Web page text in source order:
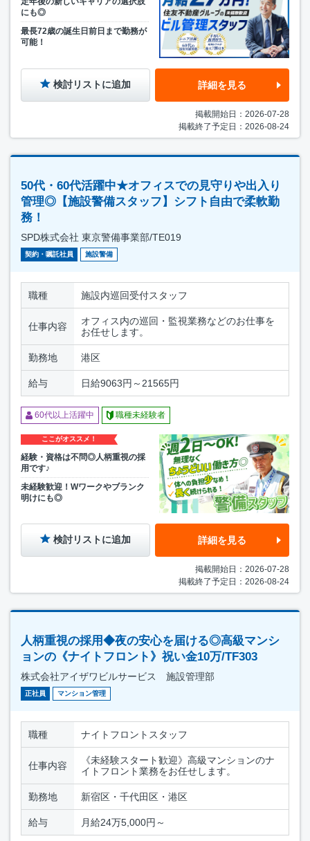
にも◎
最長72歳の誕生日前日まで勤務が
可能！
検討リストに追加 詳細を見る
掲載開始日：2026-07-28
掲載終了予定日：2026-08-24
50代・60代活躍中★オフィスでの見守りや出入り
管理◎【施設警備スタッフ】シフト自由で柔軟勤
務！
SPD株式会社 東京警備事業部/TE019
契約・嘱託社員 施設警備
職種 施設内巡回受付スタッフ
仕事内容
オフィス内の巡回・監視業務などのお仕事を
お任せします。
勤務地 港区
給与 日給9063円～21565円
60代以上活躍中 職種未経験者
ここがオススメ！
経験・資格は不問◎人柄重視の採
用です♪
未経験歓迎！Wワークやブランク
明けにも◎
検討リストに追加 詳細を見る
掲載開始日：2026-07-28
掲載終了予定日：2026-08-24
人柄重視の採用◆夜の安心を届ける◎高級マンシ
ョンの《ナイトフロント》祝い金10万/TF303
株式会社アイザワビルサービス 施設管理部
正社員 マンション管理
職種 ナイトフロントスタッフ
仕事内容
《未経験スタート歓迎》高級マンションのナ
イトフロント業務をお任せします。
勤務地 新宿区・千代田区・港区
給与 月給24万5,000円～